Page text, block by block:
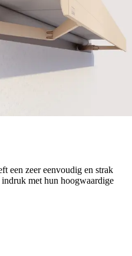
een zeer eenvoudig en strak
met hun hoogwaardige